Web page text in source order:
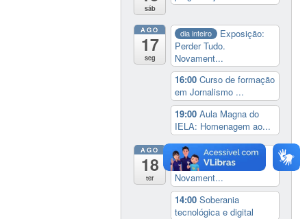
sáb
AGO
17
seg
dia inteiro
Exposição:
Perder Tudo.
Novament...
16:00Curso de formação
em Jornalismo ...
19:00Aula Magna do
IELA: Homenagem ao...
AGO
18
ter
dia inteiro
Exposição:
Perder Tudo.
Novament...
14:00Soberania
tecnológica e digital